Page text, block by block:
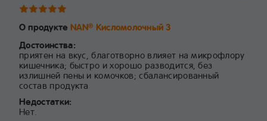
О продукте NAN® Кисломолочный 3
Достоинства:
приятен на вкус, благотворно влияет на микрофлору
кишечника; быстро и хорошо разводится, без
излишней пены и комочков; сбалансированный
состав продукта
Недостатки:
Нет.